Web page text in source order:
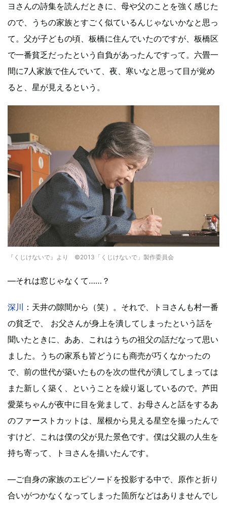
ヨさんの詩集を読んだときに、母や父のことを強く感じた
ので、うちの家族とすごく似ているんじゃないかなと思っ
て。父が子どもの頃、板橋に住んでいたのですが、板橋区
で一番貧乏だったという自負があったんですって。六畳一
間に7人家族で住んでいて、夜、寒いなと思って目が覚め
ると、星が見えるという。
『くじけないで』より ©2013「くじけないで」製作委員会
―それは窓じゃなくて……？
深川 ：天井の隙間から（笑）。それで、トヨさんも村一番
の貧乏で、 お父さんが身上を潰してしまったという話を
聞いたときに、ああ、これはうちの祖父の話だなって思い
ました。うちの家系も皆どうにも商売が巧くなかったの
で、前の世代が築いたものを次の世代が潰してしまっては
また新しく築く、ということを繰り返しているので。芦田
愛菜ちゃんが夜中に目を覚まして、お母さんと話をするあ
のファーストカットは、屋根から見える星空を撮ったんで
すけど、これは僕の父が見た景色です。僕は父親の人生を
持ち寄って、トヨさんを描いたんです。
―ご自身の家族のエピソードを投影する中で、原作と折り
合いがつかなくなってしまった箇所などはありませんでし